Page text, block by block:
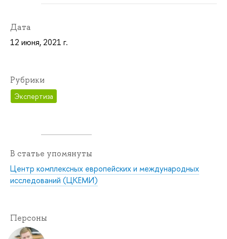
Дата
12 июня, 2021 г.
Рубрики
Экспертиза
В статье упомянуты
Центр комплексных европейских и международных
исследований (ЦКЕМИ)
Персоны